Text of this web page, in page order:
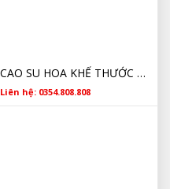
CAO SU HOA KHẾ THƯỚC LÁI MAZDA BT50 CHÍNH HÃNG
Liên hệ: 0354.808.808